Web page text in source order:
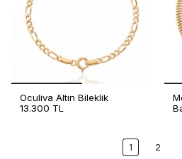
Oculiva Altın Bileklik
13.300 TL
1 2